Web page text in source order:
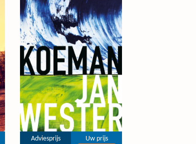
Adviesprijs
Uw prijs